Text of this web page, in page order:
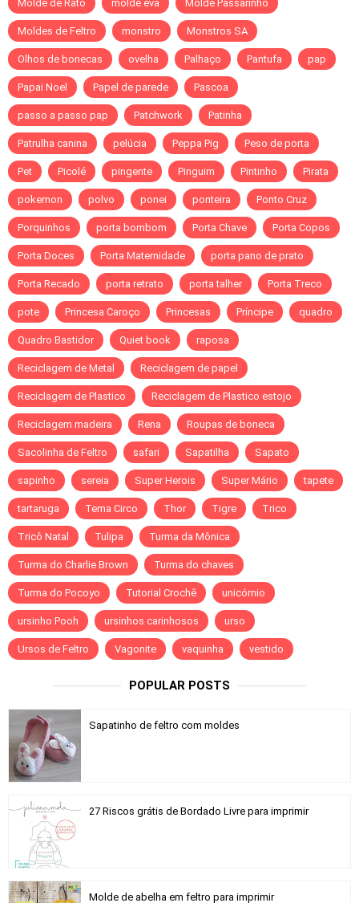
Molde de Rato molde eva Molde Passarinho
Moldes de Feltro monstro Monstros SA
Olhos de bonecas ovelha Palhaço Pantufa pap
Papai Noel Papel de parede Pascoa
passo a passo pap Patchwork Patinha
Patrulha canina pelúcia Peppa Pig Peso de porta
Pet Picolé pingente Pinguim Pintinho Pirata
pokemon polvo ponei ponteira Ponto Cruz
Porquinhos porta bombom Porta Chave Porta Copos
Porta Doces Porta Maternidade porta pano de prato
Porta Recado porta retrato porta talher Porta Treco
pote Princesa Caroço Princesas Príncipe quadro
Quadro Bastidor Quiet book raposa
Reciclagem de Metal Reciclagem de papel
Reciclagem de Plastico Reciclagem de Plastico estojo
Reciclagem madeira Rena Roupas de boneca
Sacolinha de Feltro safari Sapatilha Sapato
sapinho sereia Super Herois Super Mário tapete
tartaruga Tema Circo Thor Tigre Trico
Tricô Natal Tulipa Turma da Mônica
Turma do Charlie Brown Turma do chaves
Turma do Pocoyo Tutorial Crochê unicórnio
ursinho Pooh ursinhos carinhosos urso
Ursos de Feltro Vagonite vaquinha vestido
POPULAR POSTS
Sapatinho de feltro com moldes
27 Riscos grátis de Bordado Livre para imprimir
Molde de abelha em feltro para imprimir